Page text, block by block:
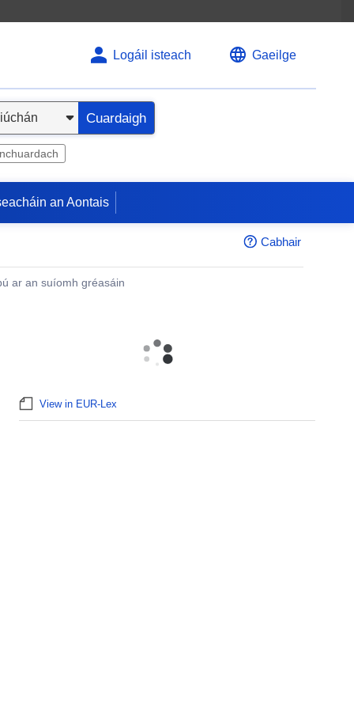
Logáil isteach Gaeilge
Cuardaigh
an Aontais
Cabhair
ar an suíomh gréasáin
View in EUR-Lex